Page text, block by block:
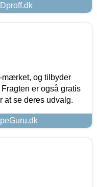
mærket, og tilbyder
er også gratis
at se deres udvalg.